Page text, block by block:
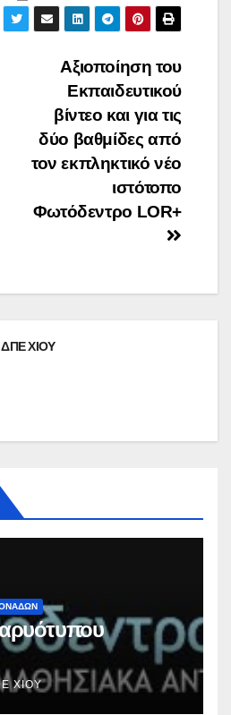
Αξιοποίηση του
Εκπαιδευτικού
βίντεο και για τις
δύο βαθμίδες από
τον εκπληκτικό νέο
ιστότοπο
Φωτόδεντρο LOR+
ΔΠΕ ΧΙΟΥ
ΧΙΟΥ